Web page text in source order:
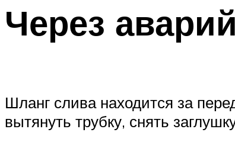
Через
Шланг слива находится за
вытянуть трубку, снять